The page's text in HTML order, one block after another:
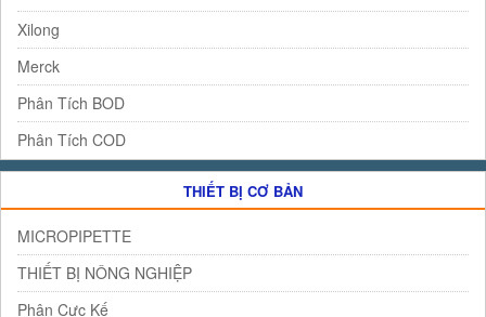
Xilong
Merck
Phân Tích BOD
Phân Tích COD
THIẾT BỊ CƠ BẢN
MICROPIPETTE
THIẾT BỊ NÔNG NGHIỆP
Phân Cực Kế